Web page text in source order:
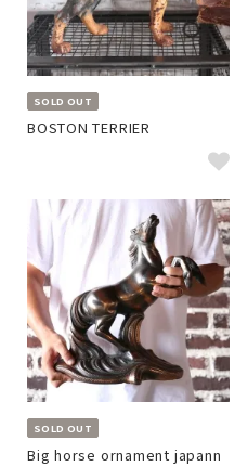
SOLD OUT
BOSTON TERRIER
SOLD OUT
Big horse ornament japann